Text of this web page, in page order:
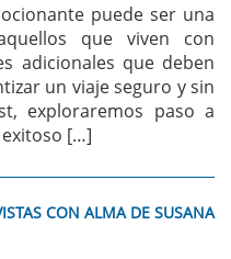
puede ser una
que viven con
adicionales que deben
un viaje seguro y sin
exploraremos paso a
[…]
CON ALMA DE SUSANA